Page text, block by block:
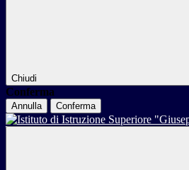
Chiudi
Conferma
Annulla Conferma